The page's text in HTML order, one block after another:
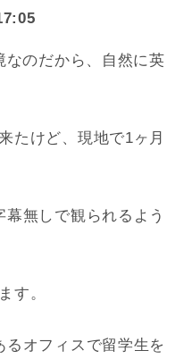
なのだから、自然に英
たけど、現地で1ヶ月
幕無しで観られるよう
す。
オフィスで留学生を